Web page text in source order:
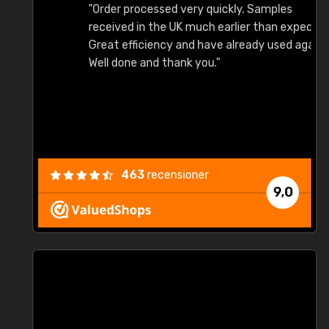
"Order processed very quickly. Samples
received in the UK much earlier than expected.
Great efficiency and have already used again.
Well done and thank you."
9,0
463recensioner